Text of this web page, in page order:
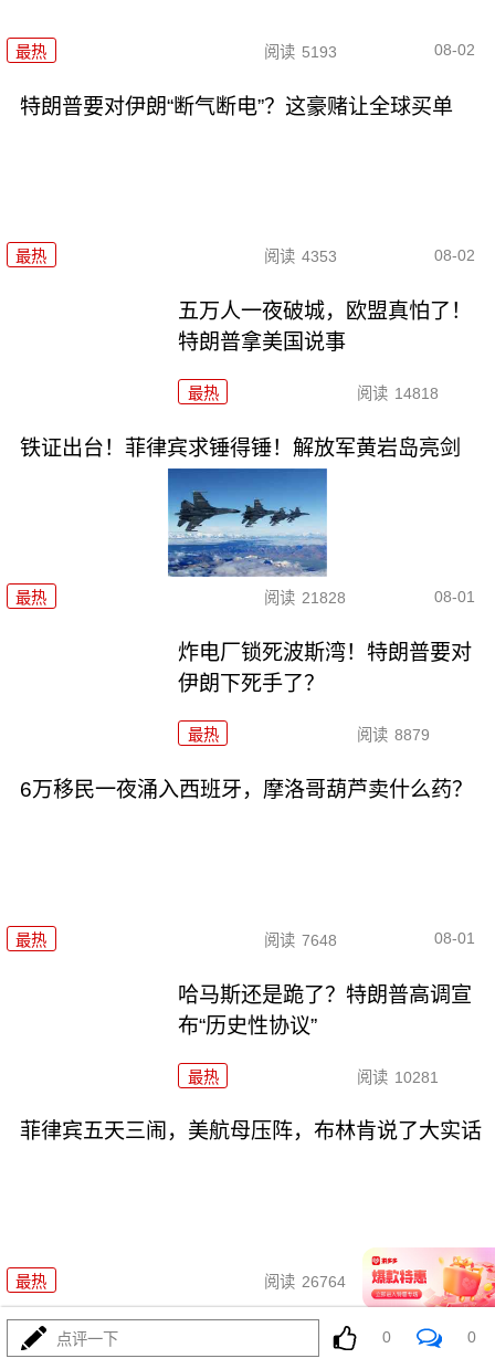
最热 阅读 5193 08-02
特朗普要对伊朗“断气断电”？这豪赌让全球买单
最热 阅读 4353 08-02
五万人一夜破城，欧盟真怕了！
特朗普拿美国说事
最热 阅读 14818
铁证出台！菲律宾求锤得锤！解放军黄岩岛亮剑
最热 阅读 21828 08-01
炸电厂锁死波斯湾！特朗普要对
伊朗下死手了？
最热 阅读 8879
6万移民一夜涌入西班牙，摩洛哥葫芦卖什么药？
最热 阅读 7648 08-01
哈马斯还是跪了？特朗普高调宣
布“历史性协议”
最热 阅读 10281
菲律宾五天三闹，美航母压阵，布林肯说了大实话
最热 阅读 26764 07-31
爱国者只剩半条命，美军却拉着沙特去伊拉克踩雷
点评一下 0 0